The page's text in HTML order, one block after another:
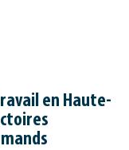
en Haute-